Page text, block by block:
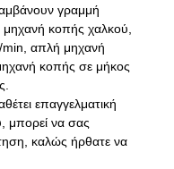
γραμμή
κοπής χαλκού,
min, απλή μηχανή
κοπής σε μήκος
επαγγελματική
μπορεί να σας
καλώς ήρθατε να